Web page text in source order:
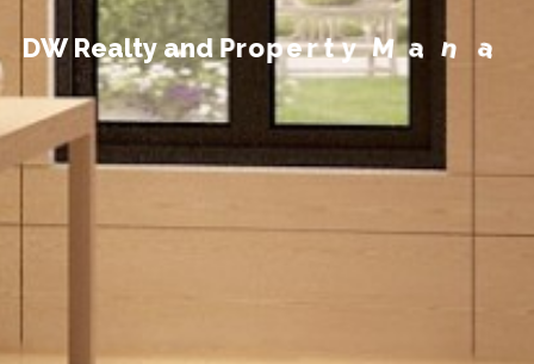
DW Realtyand PropertyManag em en